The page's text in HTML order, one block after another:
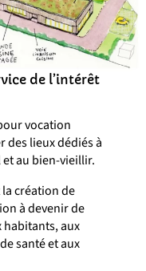
de l’intérêt
vocation
des lieux dédiés à
au bien-vieillir.
création de
à devenir de
habitants, aux
santé et aux